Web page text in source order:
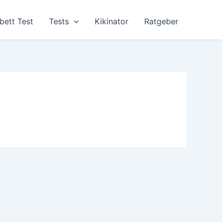
Test Tests Kikinator Ratgeber